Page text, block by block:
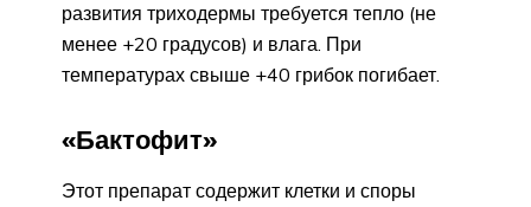
развития триходермы требуется тепло (не
менее +20 градусов) и влага. При
температурах свыше +40 грибок погибает.
«Бактофит»
Этот препарат содержит клетки и споры